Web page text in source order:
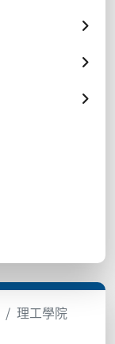
理工學院